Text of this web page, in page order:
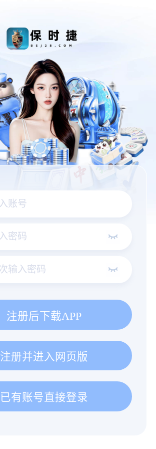
注册后下载APP
注册并进入网页版
已有账号直接登录